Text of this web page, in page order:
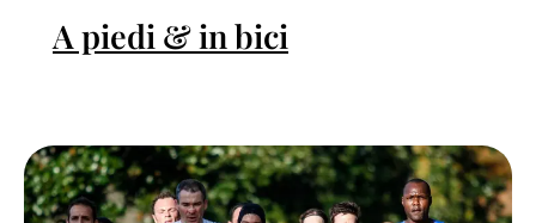
A piedi & in bici